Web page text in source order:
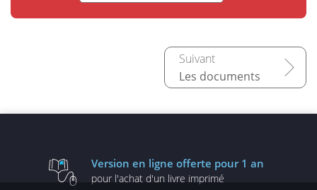
Les documents
Version en ligne offerte pour 1 an
pour l'achat d'un livre imprimé